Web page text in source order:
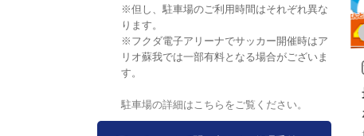
※但し、駐車場のご利用時間はそれぞれ異な
ります。
※フクダ電子アリーナでサッカー開催時はア
リオ蘇我では一部有料となる場合がございま
す。
駐車場の詳細はこちらをご覧ください。
ント還元！千葉キャッシュレ
ス決済キャンペーン